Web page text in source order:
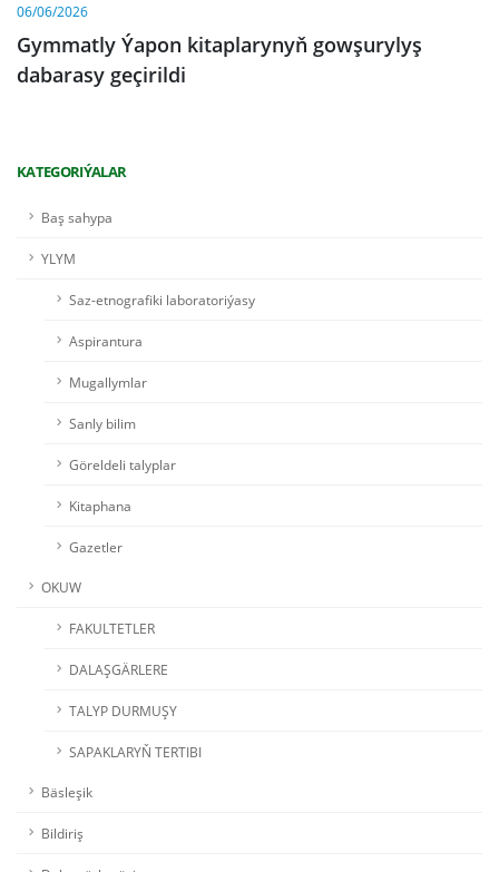
06/06/2026
Gymmatly Ýapon kitaplarynyň gowşurylyş
dabarasy geçirildi
KATEGORIÝALAR
Baş sahypa
YLYM
Saz-etnografiki laboratoriýasy
Aspirantura
Mugallymlar
Sanly bilim
Göreldeli talyplar
Kitaphana
Gazetler
OKUW
FAKULTETLER
DALAŞGÄRLERE
TALYP DURMUŞY
SAPAKLARYŇ TERTIBI
Bäsleşik
Bildiriş